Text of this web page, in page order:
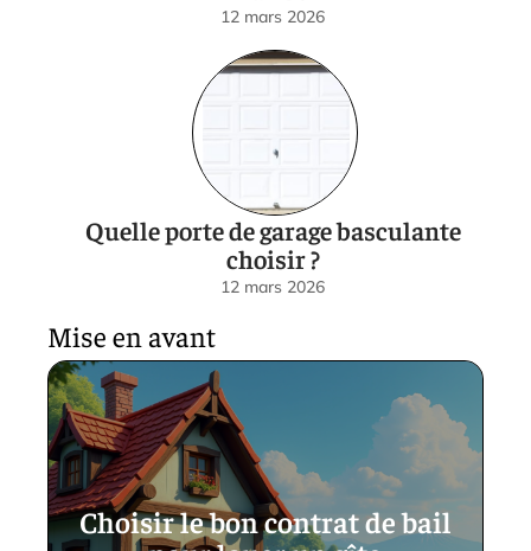
12 mars 2026
Quelle porte de garage basculante
choisir ?
12 mars 2026
Mise en avant
Choisir le bon contrat de bail